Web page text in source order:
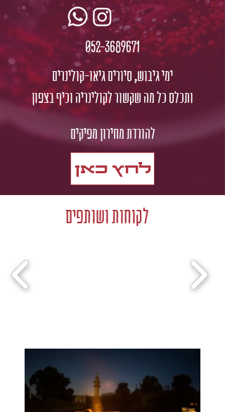
052-3689671
ימי גיבוש, סיורים גיאו-קולינרים
ותכלס כל מה שקשור לקולינריה וכיף בצפון
להורדת מחירון מפיקים
לחץ כאן
לקוחות ושותפים